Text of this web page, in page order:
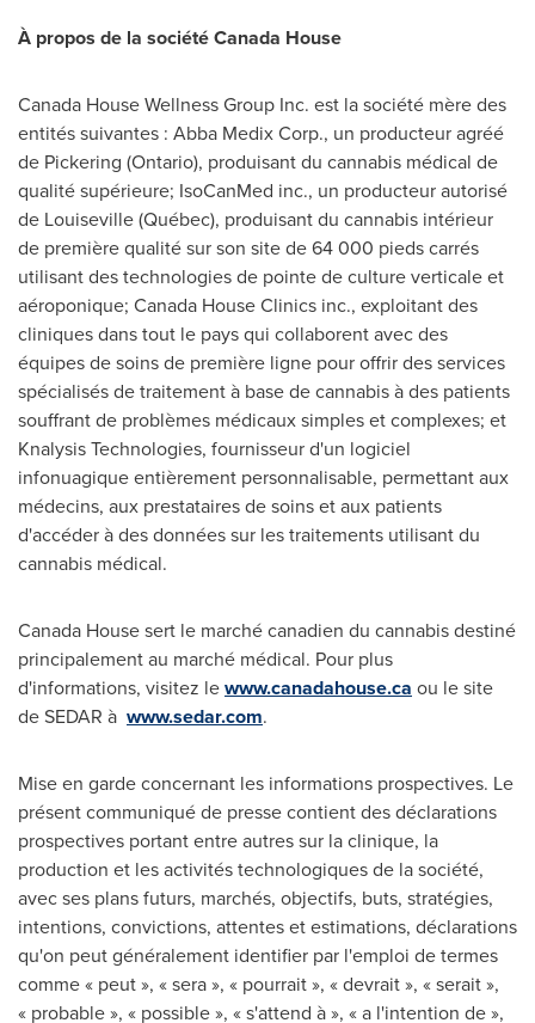
À propos de la société Canada House
Canada House Wellness Group Inc. est la société mère des
entités suivantes : Abba Medix Corp., un producteur agréé
de Pickering (Ontario), produisant du cannabis médical de
qualité supérieure; IsoCanMed inc., un producteur autorisé
de Louiseville(Québec), produisant du cannabis intérieur
de première qualité sur son site de 64 000 pieds carrés
utilisant des technologies de pointe de culture verticale et
aéroponique; Canada House Clinics inc., exploitant des
cliniques dans tout le pays qui collaborent avec des
équipes de soins de première ligne pour offrir des services
spécialisés de traitement à base de cannabis à des patients
souffrant de problèmes médicaux simples et complexes; et
Knalysis Technologies, fournisseur d'un logiciel
infonuagique entièrement personnalisable, permettant aux
médecins, aux prestataires de soins et aux patients
d'accéder à des données sur les traitements utilisant du
cannabis médical.
Canada House sert le marché canadien du cannabis destiné
principalement au marché médical. Pour plus
d'informations, visitez lewww.canadahouse.ca ou le site
de SEDAR à www.sedar.com.
Mise en garde concernant les informations prospectives. Le
présent communiqué de presse contient des déclarations
prospectives portant entre autres sur la clinique, la
production et les activités technologiques de la société,
avec ses plans futurs, marchés, objectifs, buts, stratégies,
intentions, convictions, attentes et estimations, déclarations
qu'on peut généralement identifier par l'emploi de termes
comme « peut », « sera », « pourrait », « devrait », « serait »,
« probable », « possible », « s'attend à », « a l'intention de »,